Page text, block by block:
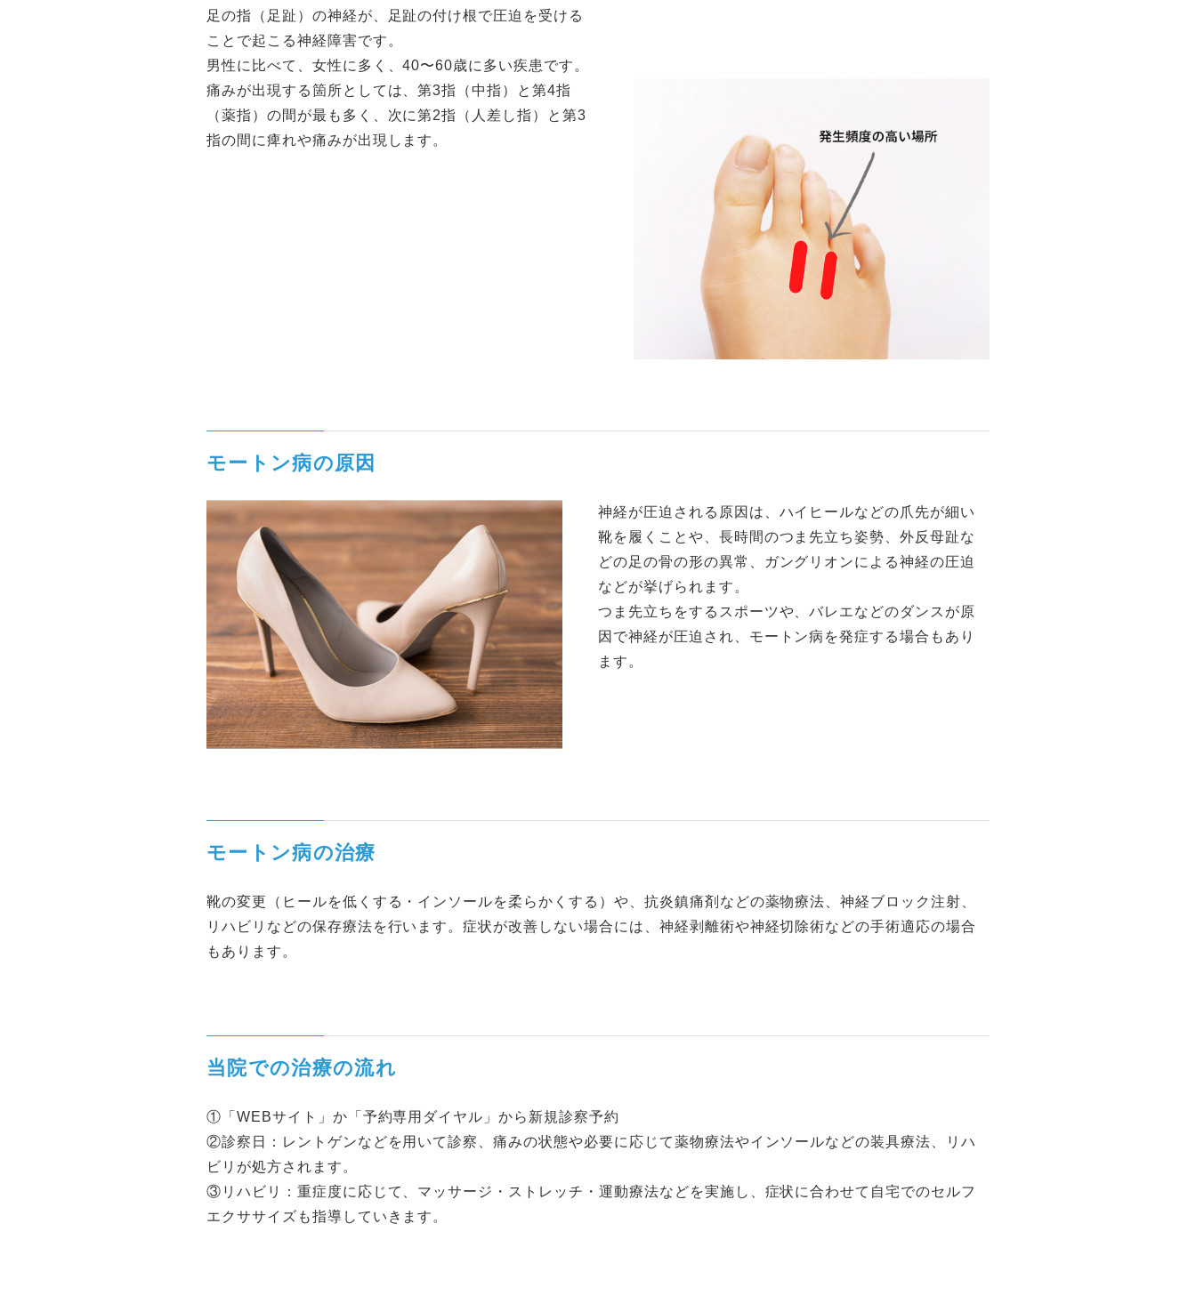
足の指（足趾）の神経が、足趾の付け根で圧迫を受ける
ことで起こる神経障害です。
男性に比べて、女性に多く、40〜60歳に多い疾患です。
痛みが出現する箇所としては、第3指（中指）と第4指
（薬指）の間が最も多く、次に第2指（人差し指）と第3
指の間に痺れや痛みが出現します。
モートン病の原因
神経が圧迫される原因は、ハイヒールなどの爪先が細い
靴を履くことや、長時間のつま先立ち姿勢、外反母趾な
どの足の骨の形の異常、ガングリオンによる神経の圧迫
などが挙げられます。
つま先立ちをするスポーツや、バレエなどのダンスが原
因で神経が圧迫され、モートン病を発症する場合もあり
ます。
モートン病の治療
靴の変更（ヒールを低くする・インソールを柔らかくする）や、抗炎鎮痛剤などの薬物療法、神経ブロック注射、
リハビリなどの保存療法を行います。症状が改善しない場合には、神経剥離術や神経切除術などの手術適応の場合
もあります。
当院での治療の流れ
①「WEBサイト」か「予約専用ダイヤル」から新規診察予約
②診察日：レントゲンなどを用いて診察、痛みの状態や必要に応じて薬物療法やインソールなどの装具療法、リハ
ビリが処方されます。
③リハビリ：重症度に応じて、マッサージ・ストレッチ・運動療法などを実施し、症状に合わせて自宅でのセルフ
エクササイズも指導していきます。